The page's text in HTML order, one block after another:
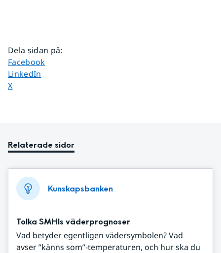
Dela sidan på:
Dela sidan på
Facebook
Dela sidan på
LinkedIn
Dela sidan på
X
Relaterade sidor
Kunskapsbanken
Tolka SMHIs väderprognoser
Vad betyder egentligen vädersymbolen? Vad
avser ”känns som”-temperaturen, och hur ska du